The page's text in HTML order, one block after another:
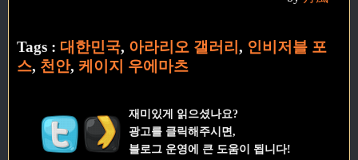
Tags : 대한민국, 아라리오 갤러리 , 인비저블 포
스, 천안, 케이지 우에마츠
재미있게 읽으셨나요?
광고를 클릭해주시면,
블로그 운영에 큰 도움이 됩니다!